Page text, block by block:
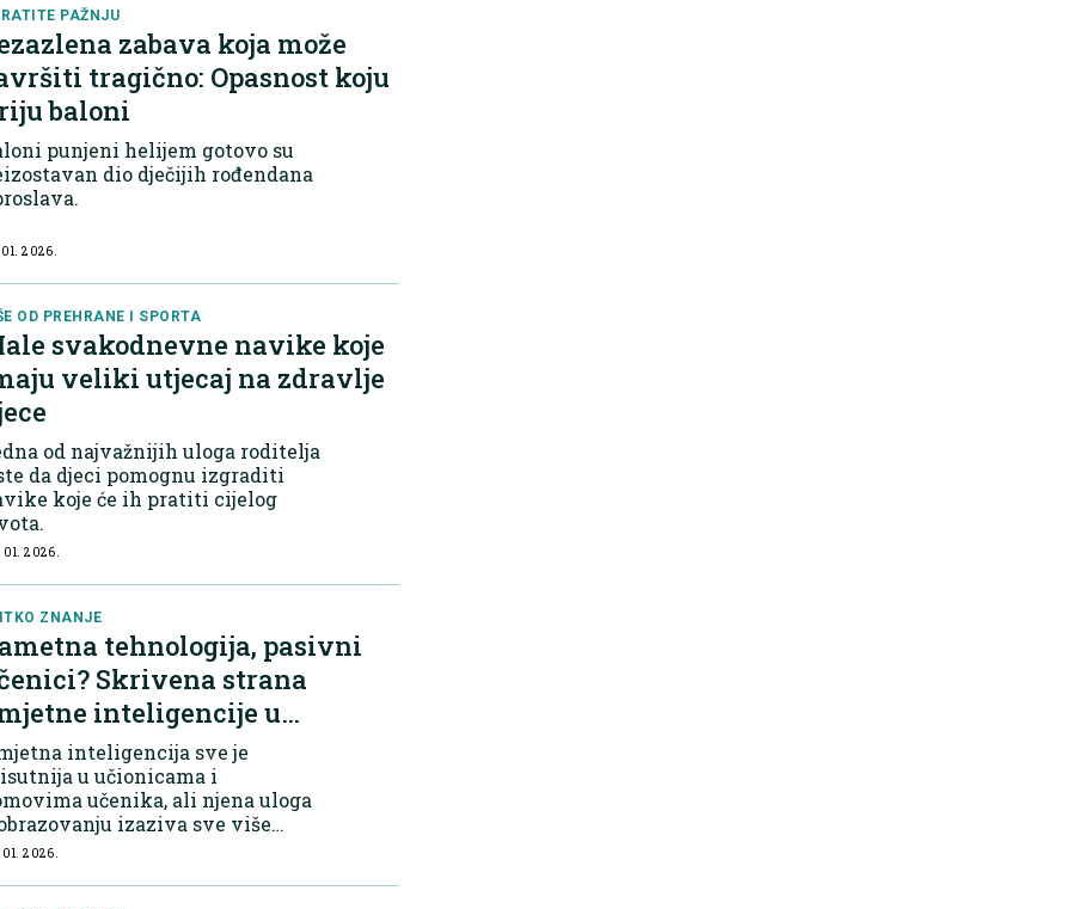
PAŽNJU
zabava koja može
tragično: Opasnost koju
baloni
punjeni helijem gotovo su
dio dječijih rođendana
2026.
OD PREHRANE I SPORTA
svakodnevne navike koje
veliki utjecaj na zdravlje
od najvažnijih uloga roditelja
da djeci pomognu izgraditi
koje će ih pratiti cijelog
2026.
ZNANJE
tehnologija, pasivni
Skrivena strana
inteligencije u
inteligencija sve je
u učionicama i
učenika, ali njena uloga
izaziva sve više
2026.